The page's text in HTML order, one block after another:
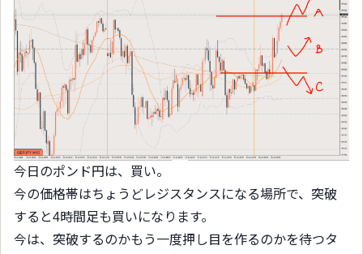
今日のポンド円は、買い。
今の価格帯はちょうどレジスタンスになる場所で、突破
すると4時間足も買いになります。
今は、突破するのかもう一度押し目を作るのかを待つタ